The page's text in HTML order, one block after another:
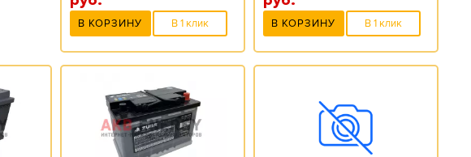
В КОРЗИНУ В 1 клик В КОРЗИНУ В 1 клик